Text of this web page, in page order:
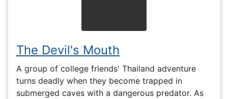
The Devil's Mouth
A group of college friends' Thailand adventure
turns deadly when they become trapped in
submerged caves with a dangerous predator. As